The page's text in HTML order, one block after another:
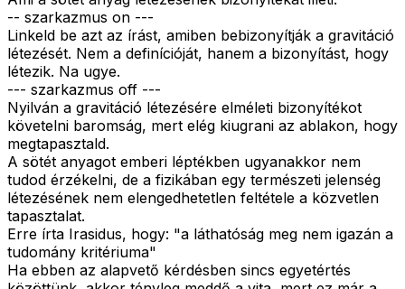
-- szarkazmus on ---
Linkeld be azt az írást, amiben bebizonyítják a gravitáció
létezését. Nem a definícióját, hanem a bizonyítást, hogy
létezik. Na ugye.
--- szarkazmus off ---
Nyilván a gravitáció létezésére elméleti bizonyítékot
követelni baromság, mert elég kiugrani az ablakon, hogy
megtapasztald.
A sötét anyagot emberi léptékben ugyanakkor nem
tudod érzékelni, de a fizikában egy természeti jelenség
létezésének nem elengedhetetlen feltétele a közvetlen
tapasztalat.
Erre írta Irasidus, hogy: "a láthatóság meg nem igazán a
tudomány kritériuma"
Ha ebben az alapvető kérdésben sincs egyetértés